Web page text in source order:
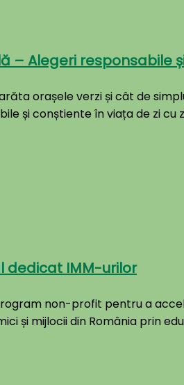
– Alegeri responsabile
orașele verzi și cât de
și conștiente în viața de zi cu
dedicat IMM-urilor
non-profit pentru a
mijlocii din România prin